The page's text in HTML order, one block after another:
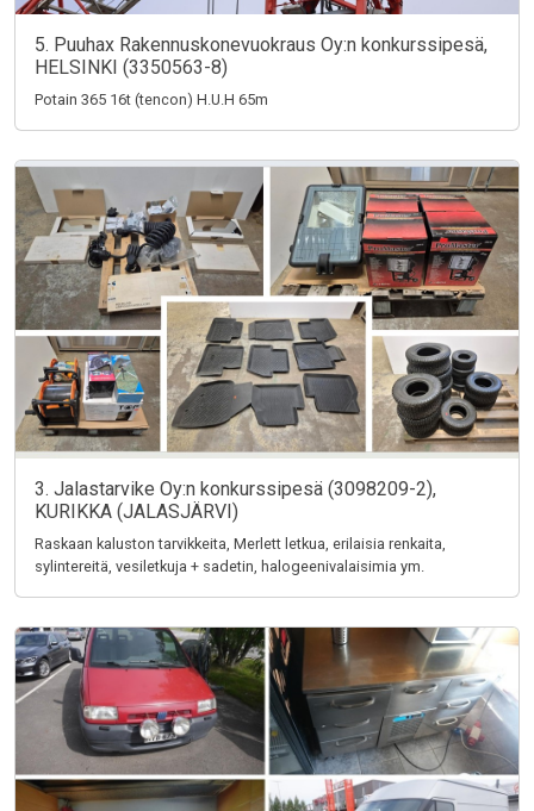
5. Puuhax Rakennuskonevuokraus Oy:n konkurssipesä,
HELSINKI (3350563-8)
Potain 365 16t (tencon) H.U.H 65m
3. Jalastarvike Oy:n konkurssipesä (3098209-2),
KURIKKA (JALASJÄRVI)
Raskaan kaluston tarvikkeita, Merlett letkua, erilaisia renkaita,
sylintereitä, vesiletkuja + sadetin, halogeenivalaisimia ym.